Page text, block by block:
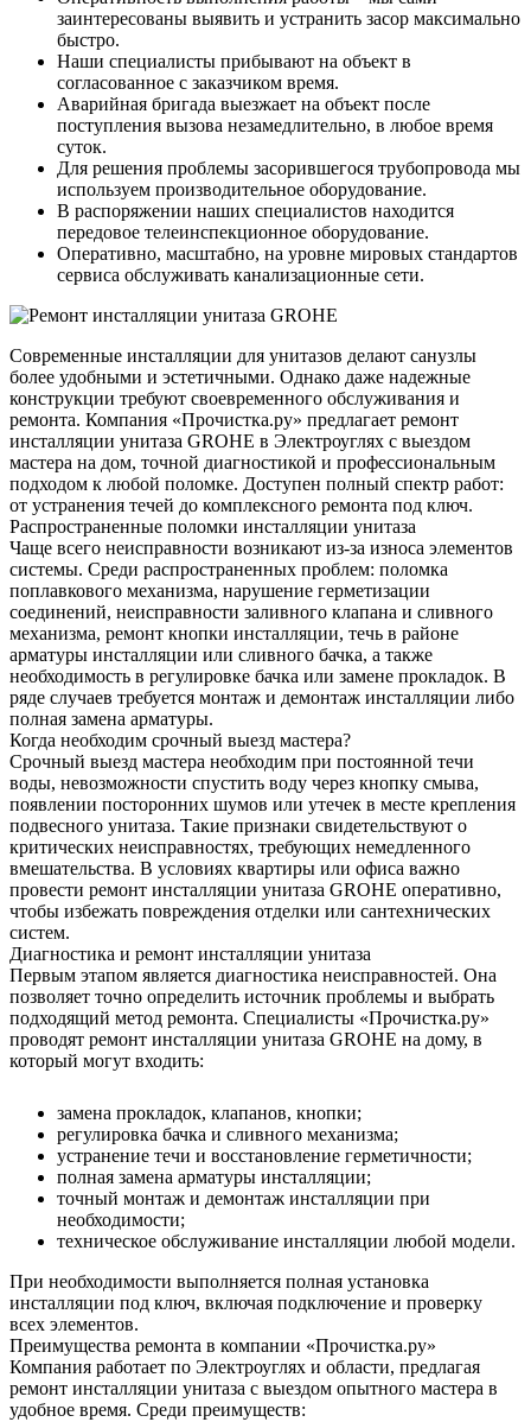
заинтересованы выявить и устранить засор максимально
быстро.
Наши специалисты прибывают на объект в
согласованное с заказчиком время.
Аварийная бригада выезжает на объект после
поступления вызова незамедлительно, в любое время
суток.
Для решения проблемы засорившегося трубопровода мы
используем производительное оборудование.
В распоряжении наших специалистов находится
передовое телеинспекционное оборудование.
Оперативно, масштабно, на уровне мировых стандартов
сервиса обслуживать канализационные сети.
Современные инсталляции для унитазов делают санузлы
более удобными и эстетичными. Однако даже надежные
конструкции требуют своевременного обслуживания и
ремонта. Компания «Прочистка.ру» предлагает ремонт
инсталляции унитаза GROHE в Электроуглях с выездом
мастера на дом, точной диагностикой и профессиональным
подходом к любой поломке. Доступен полный спектр работ:
от устранения течей до комплексного ремонта под ключ.
Распространенные поломки инсталляции унитаза
Чаще всего неисправности возникают из-за износа элементов
системы. Среди распространенных проблем: поломка
поплавкового механизма, нарушение герметизации
соединений, неисправности заливного клапана и сливного
механизма, ремонт кнопки инсталляции, течь в районе
арматуры инсталляции или сливного бачка, а также
необходимость в регулировке бачка или замене прокладок. В
ряде случаев требуется монтаж и демонтаж инсталляции либо
полная замена арматуры.
Когда необходим срочный выезд мастера?
Срочный выезд мастера необходим при постоянной течи
воды, невозможности спустить воду через кнопку смыва,
появлении посторонних шумов или утечек в месте крепления
подвесного унитаза. Такие признаки свидетельствуют о
критических неисправностях, требующих немедленного
вмешательства. В условиях квартиры или офиса важно
провести ремонт инсталляции унитаза GROHE оперативно,
чтобы избежать повреждения отделки или сантехнических
систем.
Диагностика и ремонт инсталляции унитаза
Первым этапом является диагностика неисправностей. Она
позволяет точно определить источник проблемы и выбрать
подходящий метод ремонта. Специалисты «Прочистка.ру»
проводят ремонт инсталляции унитаза GROHE на дому, в
который могут входить:
замена прокладок, клапанов, кнопки;
регулировка бачка и сливного механизма;
устранение течи и восстановление герметичности;
полная замена арматуры инсталляции;
точный монтаж и демонтаж инсталляции при
необходимости;
техническое обслуживание инсталляции любой модели.
При необходимости выполняется полная установка
инсталляции под ключ, включая подключение и проверку
всех элементов.
Преимущества ремонта в компании «Прочистка.ру»
Компания работает по Электроуглях и области, предлагая
ремонт инсталляции унитаза с выездом опытного мастера в
удобное время. Среди преимуществ: